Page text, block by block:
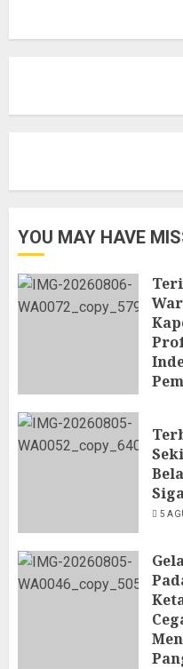
YOU MAY HAVE
5